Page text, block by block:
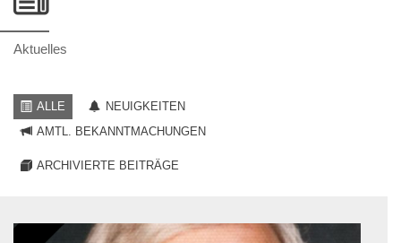
Aktuelles
ALLE
NEUIGKEITEN
AMTL. BEKANNTMACHUNGEN
ARCHIVIERTE BEITRÄGE